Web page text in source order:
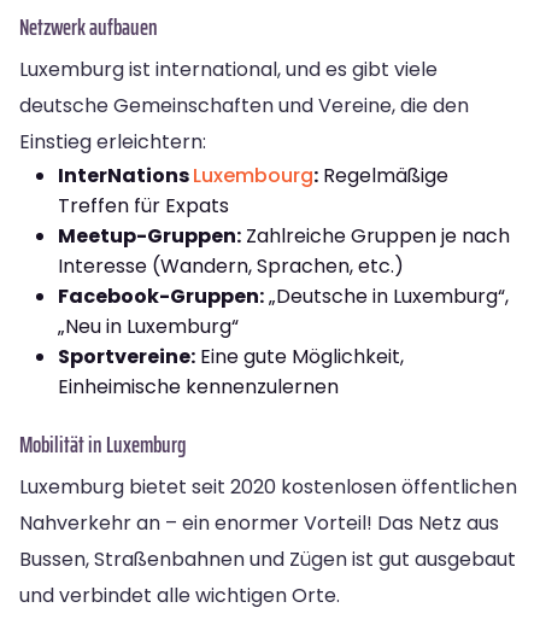
Netzwerk aufbauen
Luxemburg ist international, und es gibt viele
deutsche Gemeinschaften und Vereine, die den
Einstieg erleichtern:
InterNationsLuxembourg: Regelmäßige
Treffen für Expats
Meetup-Gruppen: Zahlreiche Gruppen je nach
Interesse (Wandern, Sprachen, etc.)
Facebook-Gruppen:„Deutsche in Luxemburg“,
„Neu in Luxemburg“
Sportvereine: Eine gute Möglichkeit,
Einheimische kennenzulernen
Mobilität in Luxemburg
Luxemburg bietet seit 2020 kostenlosen öffentlichen
Nahverkehr an – ein enormer Vorteil! Das Netz aus
Bussen, Straßenbahnen und Zügen ist gut ausgebaut
und verbindet alle wichtigen Orte.